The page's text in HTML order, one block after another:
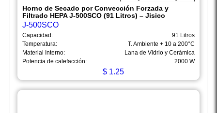
Horno de Secado por Convección Forzada y
Filtrado HEPA J-500SCO (91 Litros) – Jisico
J-500SCO
Capacidad:
91 Litros
Temperatura:
T. Ambiente + 10 a 200°C
Material Interno:
Lana de Vidrio y Cerámica
Potencia de calefacción:
2000 W
$ 1.25